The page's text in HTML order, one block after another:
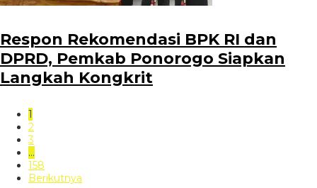
Respon Rekomendasi BPK RI dan
DPRD, Pemkab Ponorogo Siapkan
Langkah Kongkrit
1
2
3
…
158
Berikutnya